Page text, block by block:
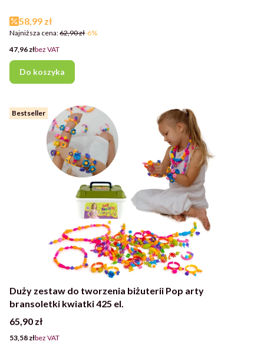
Cena promocyjna
58,99 zł
Najniższa cena:62,90 zł-6%
Cena
47,96 złbez VAT
Do koszyka
Bestseller
Duży zestaw do tworzenia biżuterii Pop arty
bransoletki kwiatki 425 el.
Cena
65,90 zł
Cena
53,58 złbez VAT